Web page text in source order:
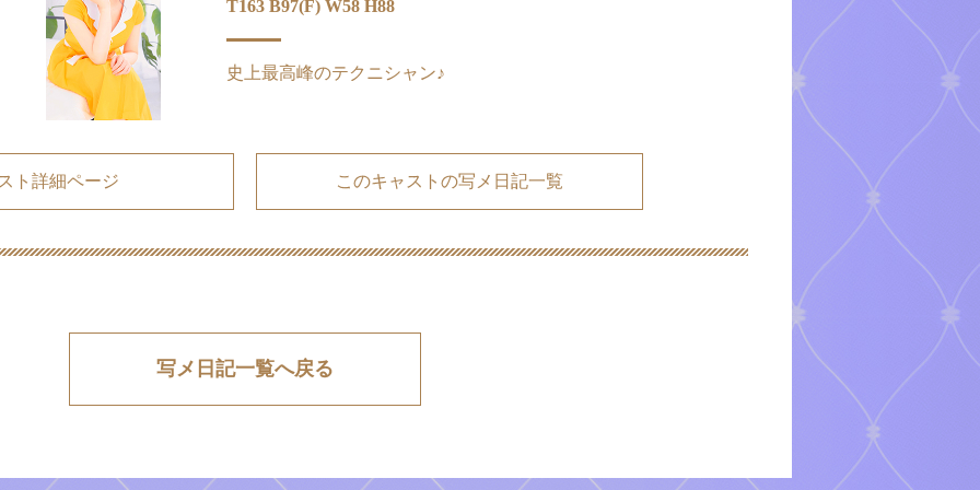
T163 B97(F) W58 H88
史上最高峰のテクニシャン♪
ト詳細ページ このキャストの写メ日記一覧
写メ日記一覧へ戻る